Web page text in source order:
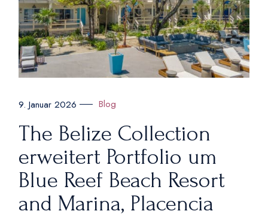
9. Januar 2026 Blog
The Belize Collection
erweitert Portfolio um
Blue Reef Beach Resort
and Marina, Placencia